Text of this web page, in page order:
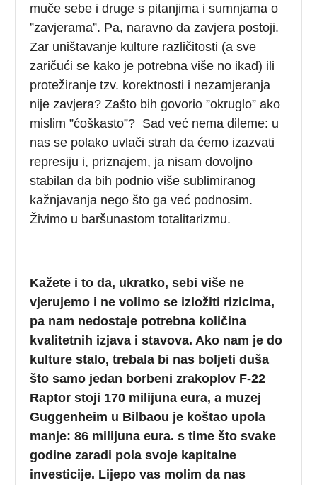
muče sebe i druge s pitanjima i sumnjama o
”zavjerama”. Pa, naravno da zavjera postoji.
Zar uništavanje kulture različitosti (a sve
zaričući se kako je potrebna više no ikad) ili
protežiranje tzv. korektnosti i nezamjeranja
nije zavjera? Zašto bih govorio ”okruglo” ako
mislim ”ćoškasto”? Sad već nema dileme: u
nas se polako uvlači strah da ćemo izazvati
represiju i, priznajem, ja nisam dovoljno
stabilan da bih podnio više sublimiranog
kažnjavanja nego što ga već podnosim.
Živimo u baršunastom totalitarizmu.
Kažete i to da, ukratko, sebi više ne
vjerujemo i ne volimo se izložiti rizicima,
pa nam nedostaje potrebna količina
kvalitetnih izjava i stavova. Ako nam je do
kulture stalo, trebala bi nas boljeti duša
što samo jedan borbeni zrakoplov F-22
Raptor stoji 170 milijuna eura, a muzej
Guggenheim u Bilbaou je koštao upola
manje: 86 milijuna eura. s time što svake
godine zaradi pola svoje kapitalne
investicije. Lijepo vas molim da nas